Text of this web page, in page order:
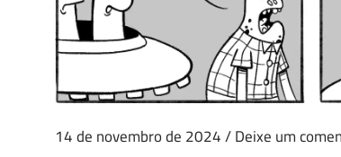
14 de novembro de 2024/Deixe um